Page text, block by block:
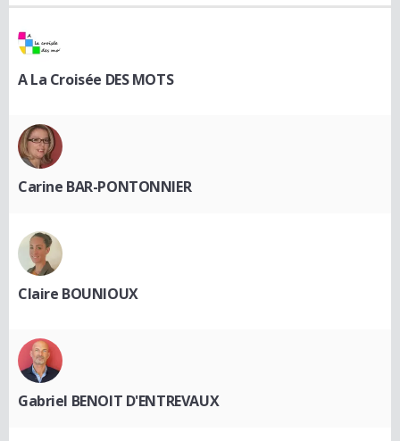
A La Croisée DES MOTS
Carine BAR-PONTONNIER
Claire BOUNIOUX
Gabriel BENOIT D'ENTREVAUX